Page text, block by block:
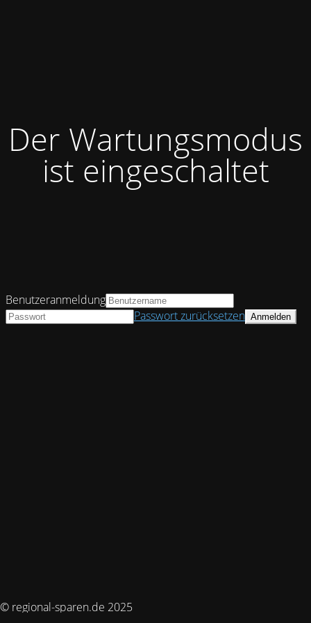
Der Wartungsmodus
ist eingeschaltet
© regional-sparen.de 2025
Benutzeranmeldung
Passwort zurücksetzen